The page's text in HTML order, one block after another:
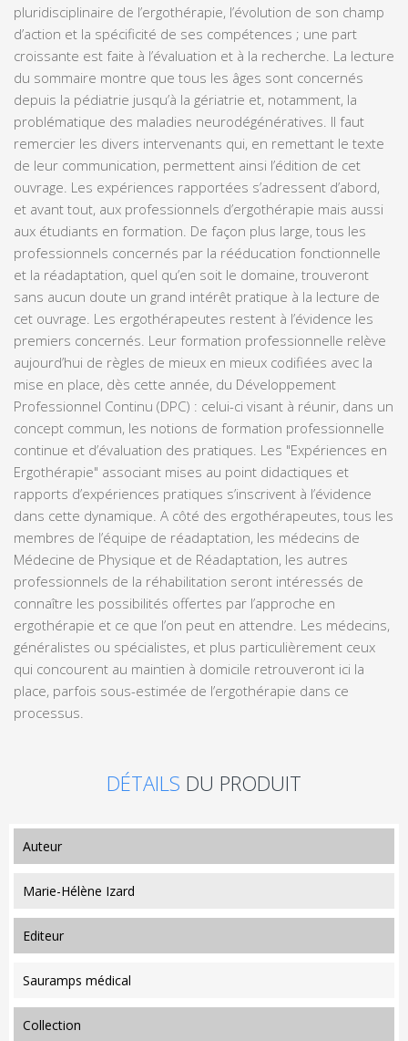
pluridisciplinaire de l’ergothérapie, l’évolution de son champ
d’action et la spécificité de ses compétences ; une part
croissante est faite à l’évaluation et à la recherche. La lecture
du sommaire montre que tous les âges sont concernés
depuis la pédiatrie jusqu’à la gériatrie et, notamment, la
problématique des maladies neurodégénératives. Il faut
remercier les divers intervenants qui, en remettant le texte
de leur communication, permettent ainsi l’édition de cet
ouvrage. Les expériences rapportées s’adressent d’abord,
et avant tout, aux professionnels d’ergothérapie mais aussi
aux étudiants en formation. De façon plus large, tous les
professionnels concernés par la rééducation fonctionnelle
et la réadaptation, quel qu’en soit le domaine, trouveront
sans aucun doute un grand intérêt pratique à la lecture de
cet ouvrage. Les ergothérapeutes restent à l’évidence les
premiers concernés. Leur formation professionnelle relève
aujourd’hui de règles de mieux en mieux codifiées avec la
mise en place, dès cette année, du Développement
Professionnel Continu (DPC) : celui-ci visant à réunir, dans un
concept commun, les notions de formation professionnelle
continue et d’évaluation des pratiques. Les "Expériences en
Ergothérapie" associant mises au point didactiques et
rapports d’expériences pratiques s’inscrivent à l’évidence
dans cette dynamique. A côté des ergothérapeutes, tous les
membres de l’équipe de réadaptation, les médecins de
Médecine de Physique et de Réadaptation, les autres
professionnels de la réhabilitation seront intéressés de
connaître les possibilités offertes par l’approche en
ergothérapie et ce que l’on peut en attendre. Les médecins,
généralistes ou spécialistes, et plus particulièrement ceux
qui concourent au maintien à domicile retrouveront ici la
place, parfois sous-estimée de l’ergothérapie dans ce
processus.
DÉTAILS DU PRODUIT
auteur
Marie-Hélène Izard
editeur
Sauramps médical
collection